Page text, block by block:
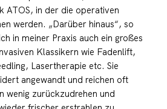
ATOS, in der die operativen
werden. „Darüber hinaus“, so
in meiner Praxis auch ein großes
Klassikern wie Fadenlift,
Lasertherapie etc. Sie
angewandt und reichen oft
wenig zurückzudrehen und